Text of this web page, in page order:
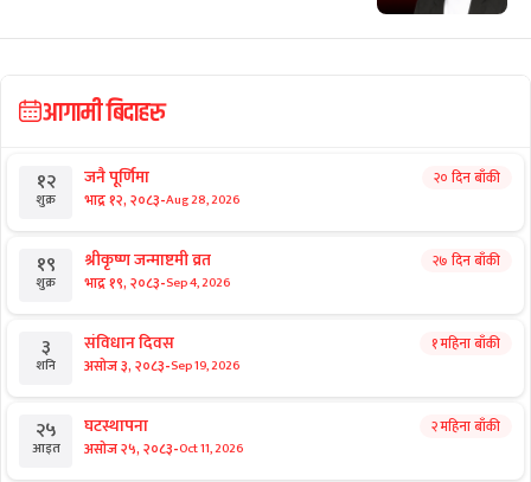
आगामी बिदाहरु
१२
शुक्र
जनै पूर्णिमा
भाद्र १२, २०८३-Aug 28, 2026
२० दिन बाँकी
१९
शुक्र
श्रीकृष्ण जन्माष्टमी व्रत
भाद्र १९, २०८३-Sep 4, 2026
२७ दिन बाँकी
३
शनि
संविधान दिवस
असोज ३, २०८३-Sep 19, 2026
१ महिना बाँकी
२५
आइत
घटस्थापना
असोज २५, २०८३-Oct 11, 2026
२ महिना बाँकी